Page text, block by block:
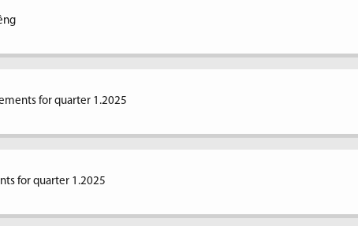
for quarter 1.2025
for quarter 1.2025